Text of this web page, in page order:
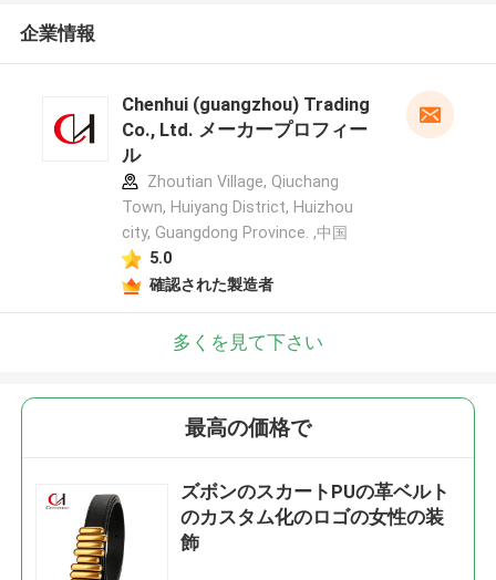
企業情報
Chenhui (guangzhou) Trading
Co., Ltd. メーカープロフィー
ル
Zhoutian Village, Qiuchang
Town, Huiyang District, Huizhou
city, Guangdong Province. ,中国
5.0
確認された製造者
多くを見て下さい
最高の価格で
ズボンのスカートPUの革ベルト
のカスタム化のロゴの女性の装
飾